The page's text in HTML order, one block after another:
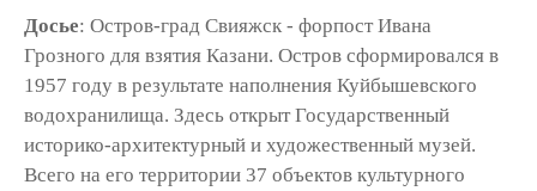
Досье: Остров-град Свияжск - форпост Ивана
Грозного для взятия Казани. Остров сформировался в
1957 году в результате наполнения Куйбышевского
водохранилища. Здесь открыт Государственный
историко-архитектурный и художественный музей.
Всего на его территории 37 объектов культурного